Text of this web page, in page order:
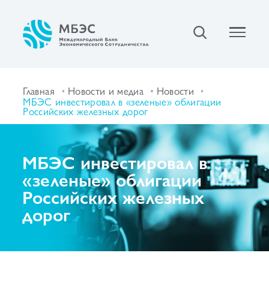
Главная Новости и медиа Новости
МБЭС инвестировал в «зеленые» облигации
Российских железных дорог
МБЭС инвестировал в
«зеленые» облигации
Российских железных
дорог